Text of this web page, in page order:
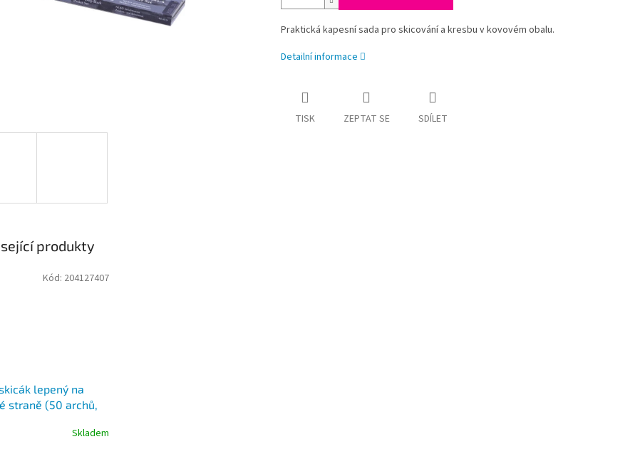
Praktická kapesní sada pro skicování a kresbu v kovovém obalu.
Detailní informace
TISK ZEPTAT SE SDÍLET
produkty
lepený na
straně (50 archů,
Skladem
Kód: 204127407